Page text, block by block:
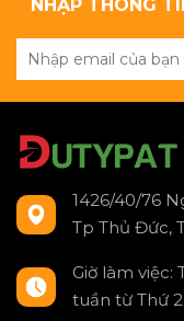
NHẬP THÔNG
1426/40/76
Tp Thủ Đức,
Giờ làm việc:
tuần từ Thứ